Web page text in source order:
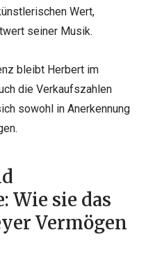
Wert,
seiner Musik.
bleibt Herbert im
die Verkaufszahlen
sowohl in Anerkennung
Wie sie das
Vermögen